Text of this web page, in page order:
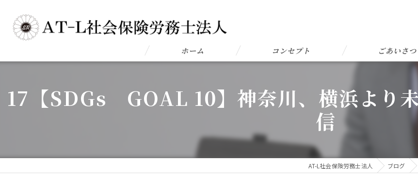
ホーム コンセプト ごあいさつ
17【SDGs GOAL 10】神奈川、横浜より
信
AT-L社会保険労務士法人 ブログ